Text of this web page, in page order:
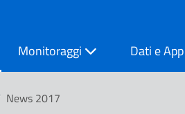
Monitoraggi Dati e App
News 2017